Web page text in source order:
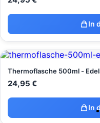
In
Thermoflasche 500ml -
24,95 €
In